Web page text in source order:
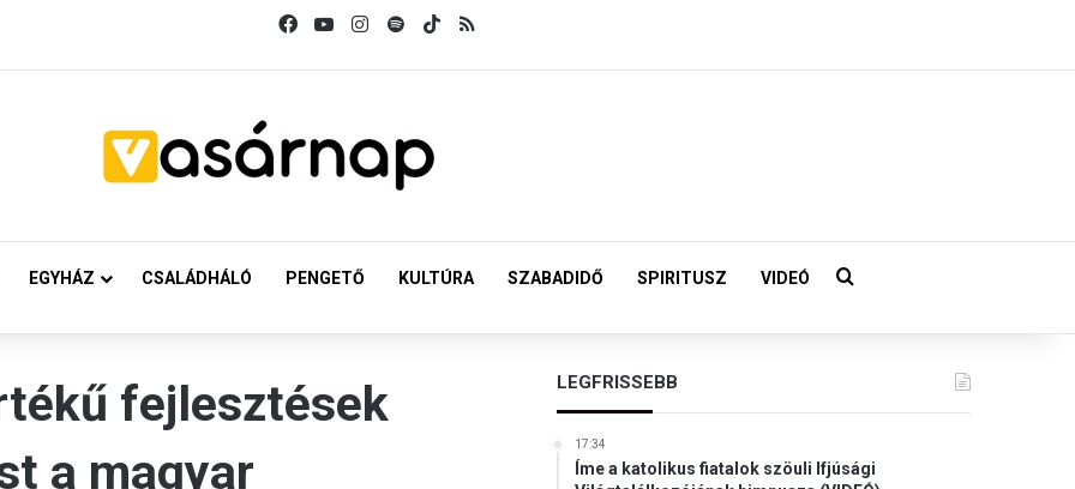
FacebookYouTubeInstagram
SpotifyTikTok
EGYHÁZ CSALÁDHÁLÓ PENGETŐ KULTÚRA SZABADIDŐ SPIRITUSZ VIDEÓ Keresés:
fejlesztések
a magyar
LEGFRISSEBB
17:34
Íme a katolikus fiatalok szöuli Ifjúsági